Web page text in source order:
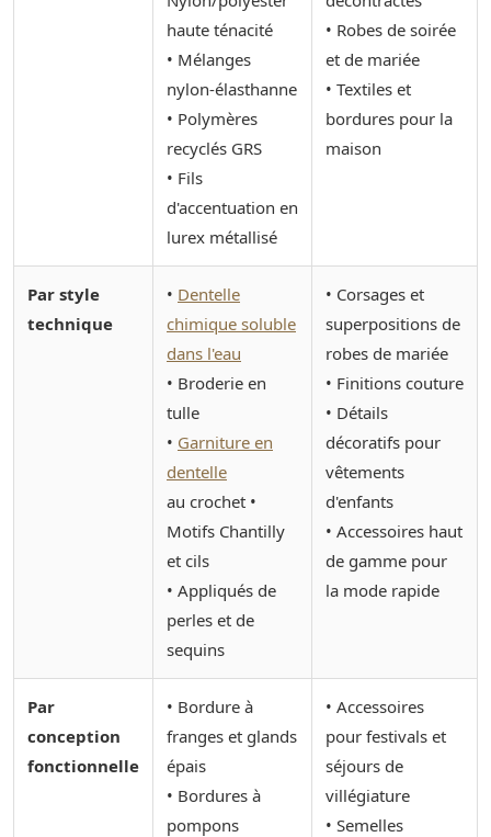
haute ténacité
• Mélanges
nylon-élasthanne
• Polymères
recyclés GRS
• Fils
d'accentuation en
lurex métallisé
• Robes de soirée
et de mariée
• Textiles et
bordures pour la
maison
Par style
technique
• Dentelle
chimique soluble
dans l'eau
• Broderie en
tulle
• Garniture en
dentelle
au crochet •
Motifs Chantilly
et cils
• Appliqués de
perles et de
sequins
• Corsages et
superpositions de
robes de mariée
• Finitions couture
• Détails
décoratifs pour
vêtements
d'enfants
• Accessoires haut
de gamme pour
la mode rapide
Par
conception
fonctionnelle
• Bordure à
franges et glands
épais
• Bordures à
pompons
• Accessoires
pour festivals et
séjours de
villégiature
• Semelles